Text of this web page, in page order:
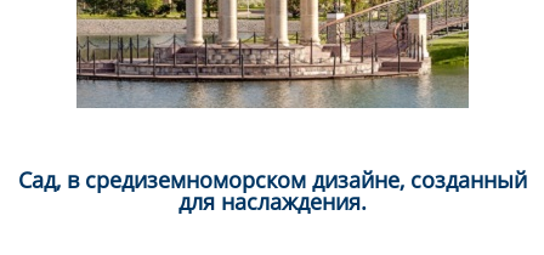
Сад, в средиземноморском дизайне, созданный
для наслаждения.